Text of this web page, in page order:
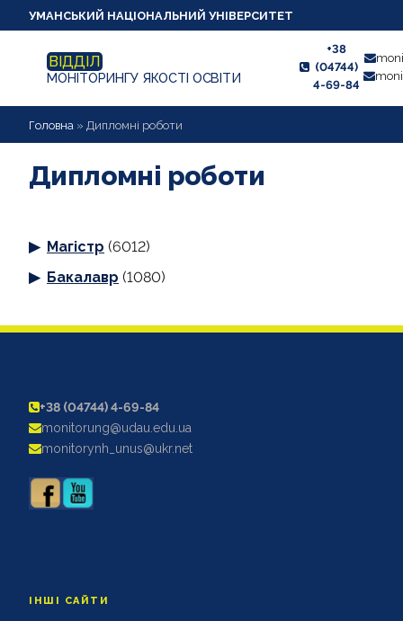
УМАНСЬКИЙ НАЦІОНАЛЬНИЙ УНІВЕРСИТЕТ
ВІДДІЛ
МОНІТОРИНГУ ЯКОСТІ ОСВІТИ
+38
(04744)
4-69-84
НОВИНИ
ПРО ВІДДІЛ
ВИКЛАДАЧУ
АНКЕТУВАННЯ
ДИПЛОМНІ РОБОТИ
АКРЕДИТАЦІЙНІ ЕКСПЕРТИЗИ
АКАДЕМІЧНА ДОБРОЧЕСНІСТЬ
Головна » Дипломні роботи
Дипломні роботи
Магістр (6012)
Бакалавр (1080)
+38 (04744) 4-69-84
monitorung@udau.edu.ua
monitorynh_unus@ukr.net
ІНШІ САЙТИ